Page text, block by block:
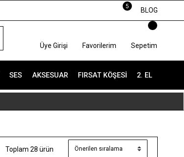
5
BLOG
Üye Girişi Favorilerim Sepetim
SES AKSESUAR FIRSAT KÖŞESI 2. EL
Toplam 28 ürün